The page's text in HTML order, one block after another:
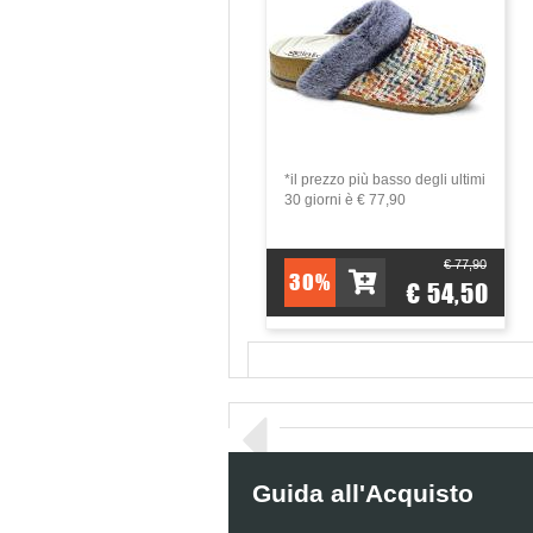
*il prezzo più basso degli ultimi
30 giorni è € 77,90
30%
€ 77,90
€ 54,50
Guida all'Acquisto